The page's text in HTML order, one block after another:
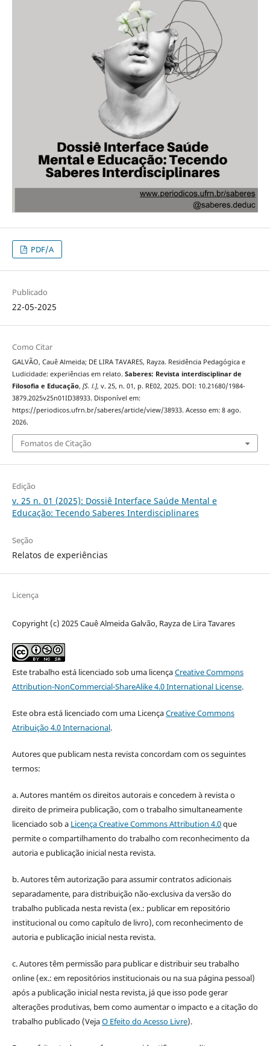
PDF/A
Publicado
22-05-2025
Como Citar
GALVÃO, Cauê Almeida; DE LIRA TAVARES, Rayza. Residência Pedagógica e
Ludicidade: experiências em relato. Saberes: Revista interdisciplinar de
Filosofia e Educação, [S. l.], v. 25, n. 01, p. RE02, 2025. DOI: 10.21680/1984-
3879.2025v25n01ID38933. Disponível em:
https://periodicos.ufrn.br/saberes/article/view/38933. Acesso em: 8 ago.
2026.
Fomatos de Citação
Edição
v. 25 n. 01 (2025): Dossiê Interface Saúde Mental e
Educação: Tecendo Saberes Interdisciplinares
Seção
Relatos de experiências
Licença
Copyright (c) 2025 Cauê Almeida Galvão, Rayza de Lira Tavares
Este trabalho está licenciado sob uma licençaCreative Commons
Attribution-NonCommercial-ShareAlike 4.0 International License.
Este obra está licenciado com uma LicençaCreative Commons
Atribuição 4.0 Internacional.
Autores que publicam nesta revista concordam com os seguintes
termos:
a. Autores mantém os direitos autorais e concedem à revista o
direito de primeira publicação, com o trabalho simultaneamente
licenciado sob a Licença Creative Commons Attribution 4.0que
permite o compartilhamento do trabalho com reconhecimento da
autoria e publicação inicial nesta revista.
b. Autores têm autorização para assumir contratos adicionais
separadamente, para distribuição não-exclusiva da versão do
trabalho publicada nesta revista (ex.: publicar em repositório
institucional ou como capítulo de livro), com reconhecimento de
autoria e publicação inicial nesta revista.
c. Autores têm permissão para publicar e distribuir seu trabalho
online (ex.: em repositórios institucionais ou na sua página pessoal)
após a publicação inicial nesta revista, já que isso pode gerar
alterações produtivas, bem como aumentar o impacto e a citação do
trabalho publicado (VejaO Efeito do Acesso Livre).